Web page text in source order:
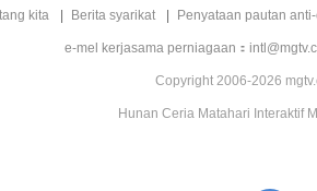
kita Berita syarikat Penyataan pautan
e-mel kerjasama perniagaan：
Copyright 2006-2026
Hunan Ceria Matahari Interaktif